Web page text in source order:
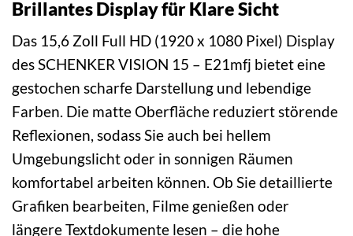
Brillantes Display für Klare Sicht
Das 15,6 Zoll Full HD (1920 x 1080 Pixel) Display
des SCHENKER VISION 15 – E21mfj bietet eine
gestochen scharfe Darstellung und lebendige
Farben. Die matte Oberfläche reduziert störende
Reflexionen, sodass Sie auch bei hellem
Umgebungslicht oder in sonnigen Räumen
komfortabel arbeiten können. Ob Sie detaillierte
Grafiken bearbeiten, Filme genießen oder
längere Textdokumente lesen – die hohe